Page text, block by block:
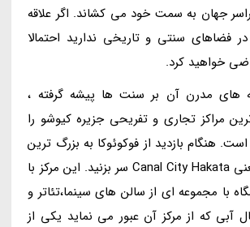
جهان به سمت خود می کشاند. اگر علاقه
فضاهای سنتی و تاریخی ندارید احتمالا
خواهید کرد.
های مدرن آن بر سنت ها پیشه گرفته ،
مراکز تجاری و تفریحی جزیره کیوشو را
هنگام بازدید از فوکوئوکا به بزرگ ترین
مرکز خرید ژاپن یعنی Canal City Hakata سر بزنید. این مرکز با
250 فروشگاه با مجموعه ای از سالن های سینما،تئاتر و
آبی که از مرکز آن عبور می نماید یکی از